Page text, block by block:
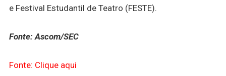
e Festival Estudantil de Teatro (FESTE).
Fonte: Ascom/SEC
Fonte: Clique aqui